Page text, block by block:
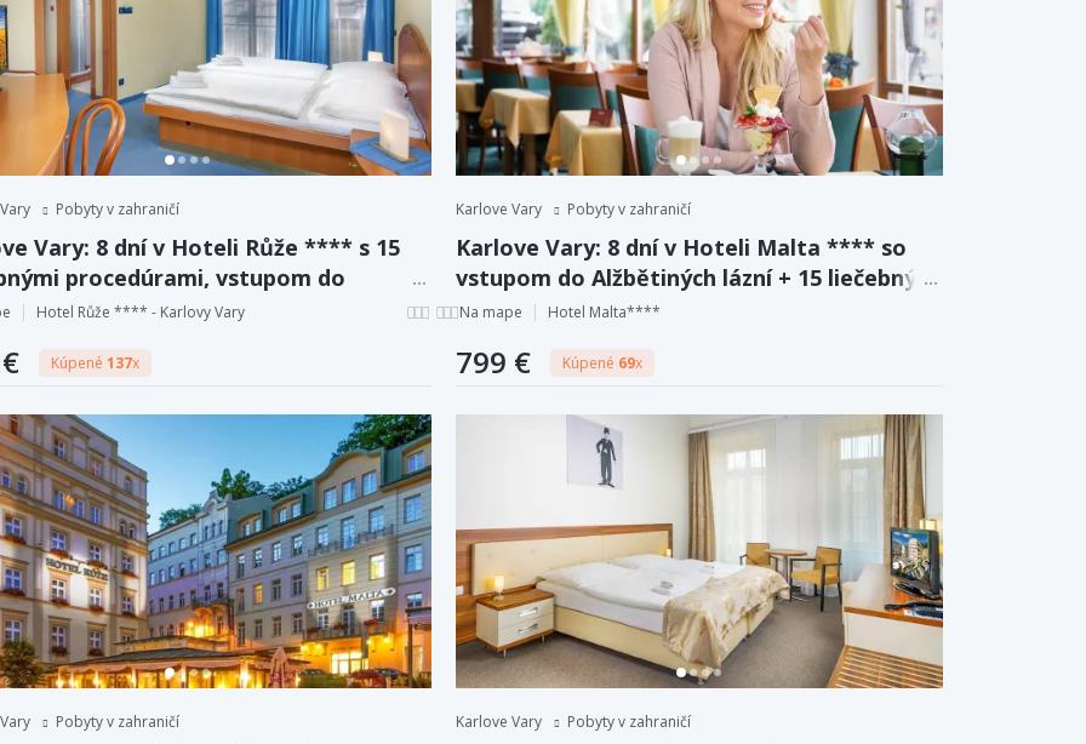
Pobyty v zahraničí
Vary: 8 dní v Hoteli Růže **** s 15
procedúrami, vstupom do
lázní + plná penzia.
Hotel Růže **** - Karlovy Vary
Kúpené 137x
Karlove Vary Pobyty v zahraničí
Karlove Vary: 8 dní v Hoteli Malta **** so
vstupom do Alžbětiných lázní + 15 liečebných
procedúr a plná penzia.
Na mape Hotel Malta****
799 € Kúpené 69x
Pobyty v zahraničí Karlove Vary Pobyty v zahraničí